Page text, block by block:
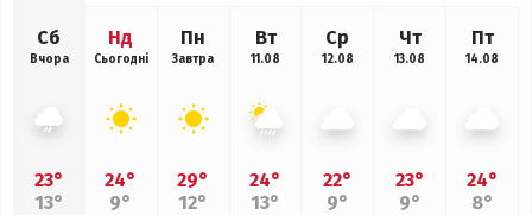
Сб
Вчора
23°
13°
Нд
Сьогодні
24°
9°
Пн
Завтра
29°
12°
Вт
11.08
24°
13°
Ср
12.08
22°
9°
Чт
13.08
23°
9°
Пт
14.08
24°
8°